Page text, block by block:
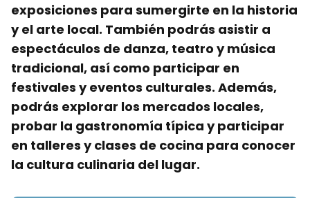
exposiciones para sumergirte en la historia
y el arte local. También podrás asistir a
espectáculos de danza, teatro y música
tradicional, así como participar en
festivales y eventos culturales. Además,
podrás explorar los mercados locales,
probar la gastronomía típica y participar
en talleres y clases de cocina para conocer
la cultura culinaria del lugar.